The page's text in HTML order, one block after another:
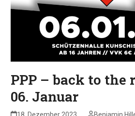
PPP – back to the
06. Januar
18. Dezember 2023
Benjamin